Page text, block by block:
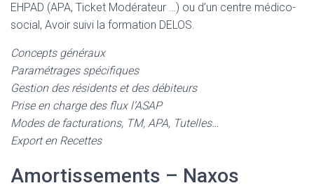
EHPAD (APA, Ticket Modérateur …) ou d’un centre médico-
social, Avoir suivi la formation DELOS.
Concepts généraux
Paramétrages spécifiques
Gestion des résidents et des débiteurs
Prise en charge des flux l’ASAP
Modes de facturations, TM, APA, Tutelles…
Export en Recettes
Amortissements – Naxos